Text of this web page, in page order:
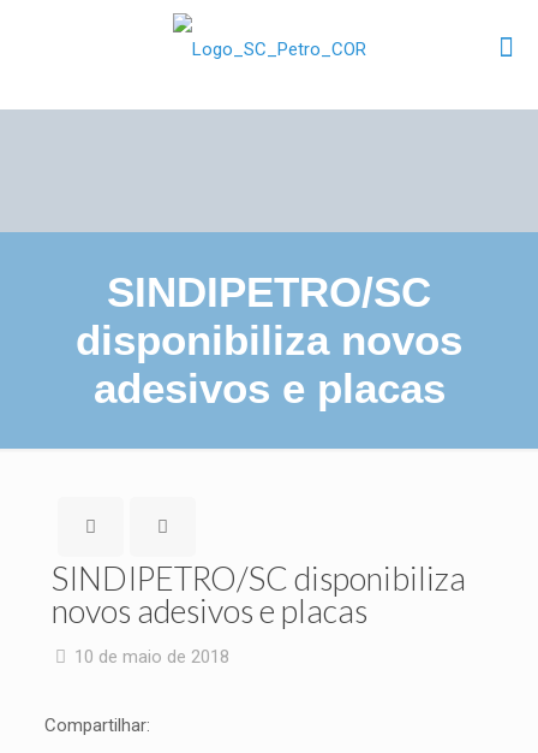
SINDIPETRO/SC
disponibiliza novos
adesivos e placas
SINDIPETRO/SC disponibiliza
novos adesivos e placas
10 de maio de 2018
Compartilhar: